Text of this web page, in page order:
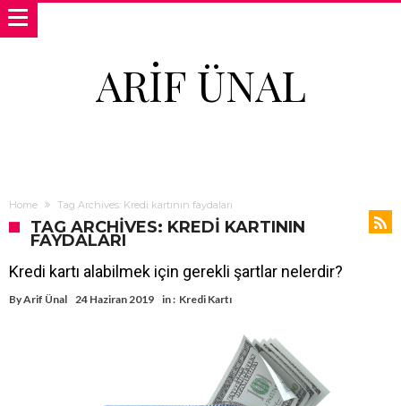
ARIF ÜNAL
Home Tag Archives: Kredi kartının faydaları
TAG ARCHIVES: KREDI KARTININ
FAYDALARI
Kredi kartı alabilmek için gerekli şartlar nelerdir?
ByArif Ünal 24 Haziran 2019 in : Kredi Kartı